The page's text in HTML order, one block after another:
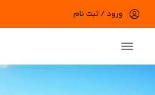
ورود / ثبت نام